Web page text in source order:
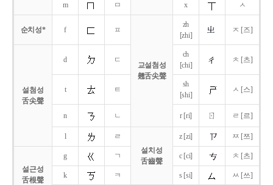
m ㅁ x ㅅ
순치성* f ㅍ
교설첨성
翹舌尖聲
zh
[zhi]
ㅈ [즈]
설첨성
舌尖聲
d ㄷ
ch
[chi]
ㅊ [츠]
t ㅌ
sh
[shi]
ㅅ [스]
n ㄴ r [ri] ㄖ ㄹ [르]
l
ㄹ
설치성
舌齒聲
z [zi] ㅉ [쯔]
설근성
舌根聲
g ㄱ c [ci] ㅊ [츠]
k ㅋ s [si] ㅆ [쓰]